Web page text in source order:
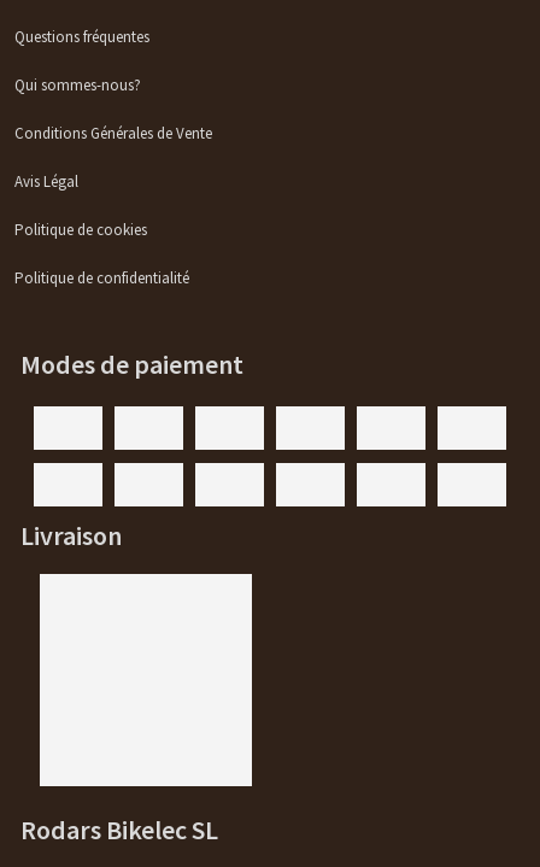
Questions fréquentes
Qui sommes-nous?
Conditions Générales de Vente
Avis Légal
Politique de cookies
Politique de confidentialité
Modes de paiement
Livraison
Rodars Bikelec SL